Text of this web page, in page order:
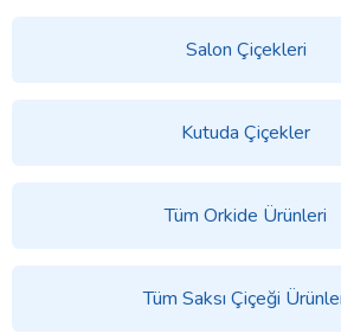
Salon Çiçekleri
Kutuda Çiçekler
Tüm Orkide Ürünleri
Tüm Saksı Çiçeği